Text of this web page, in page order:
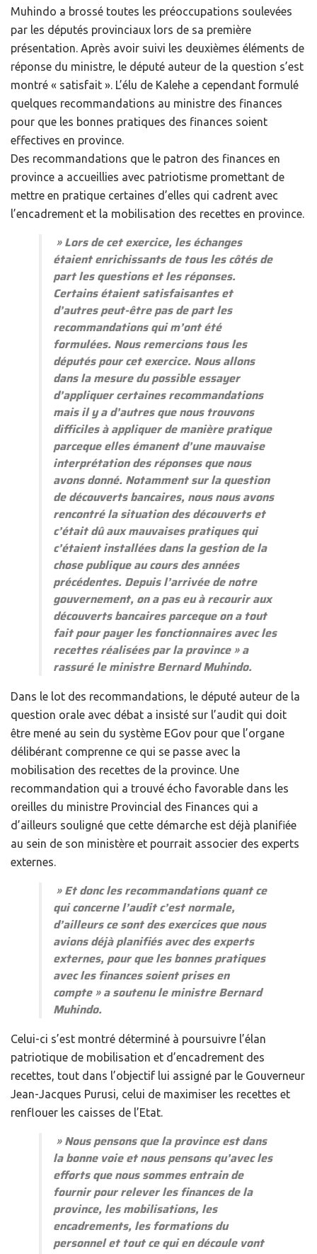
Muhindo a brossé toutes les préoccupations soulevées
par les députés provinciaux lors de sa première
présentation. Après avoir suivi les deuxièmes éléments de
réponse du ministre, le député auteur de la question s’est
montré « satisfait ». L’élu de Kalehe a cependant formulé
quelques recommandations au ministre des finances
pour que les bonnes pratiques des finances soient
effectives en province.
Des recommandations que le patron des finances en
province a accueillies avec patriotisme promettant de
mettre en pratique certaines d’elles qui cadrent avec
l’encadrement et la mobilisation des recettes en province.
» Lors de cet exercice, les échanges
étaient enrichissants de tous les côtés de
part les questions et les réponses.
Certains étaient satisfaisantes et
d’autres peut-être pas de part les
recommandations qui m’ont été
formulées. Nous remercions tous les
députés pour cet exercice. Nous allons
dans la mesure du possible essayer
d’appliquer certaines recommandations
mais il y a d’autres que nous trouvons
difficiles à appliquer de manière pratique
parceque elles émanent d’une mauvaise
interprétation des réponses que nous
avons donné. Notamment sur la question
de découverts bancaires, nous nous avons
rencontré la situation des découverts et
c’était dû aux mauvaises pratiques qui
c’étaient installées dans la gestion de la
chose publique au cours des années
précédentes. Depuis l’arrivée de notre
gouvernement, on a pas eu à recourir aux
découverts bancaires parceque on a tout
fait pour payer les fonctionnaires avec les
recettes réalisées par la province » a
rassuré le ministre Bernard Muhindo.
Dans le lot des recommandations, le député auteur de la
question orale avec débat a insisté sur l’audit qui doit
être mené au sein du système EGov pour que l’organe
délibérant comprenne ce qui se passe avec la
mobilisation des recettes de la province. Une
recommandation qui a trouvé écho favorable dans les
oreilles du ministre Provincial des Finances qui a
d’ailleurs souligné que cette démarche est déjà planifiée
au sein de son ministère et pourrait associer des experts
externes.
» Et donc les recommandations quant ce
qui concerne l’audit c’est normale,
d’ailleurs ce sont des exercices que nous
avions déjà planifiés avec des experts
externes, pour que les bonnes pratiques
avec les finances soient prises en
compte » a soutenu le ministre Bernard
Muhindo.
Celui-ci s’est montré déterminé à poursuivre l’élan
patriotique de mobilisation et d’encadrement des
recettes, tout dans l’objectif lui assigné par le Gouverneur
Jean-Jacques Purusi, celui de maximiser les recettes et
renflouer les caisses de l’Etat.
» Nous pensons que la province est dans
la bonne voie et nous pensons qu’avec les
efforts que nous sommes entrain de
fournir pour relever les finances de la
province, les mobilisations, les
encadrements, les formations du
personnel et tout ce qui en découle vont